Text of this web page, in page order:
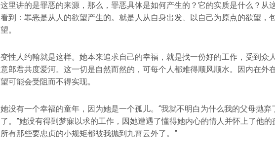
这里讲的是罪恶的来源，那么，罪恶具体是如何产生的？它的实质是什么？从
看到：罪恶是从人的欲望产生的。就是人从自身出发、以自己为原点的欲望，
望。
变性人约翰就是这样。她本来追求自己的幸福，就是找一份好的工作，受到众
意郎君共度爱河。这一切是自然而然的，可每个人都难得顺风顺水。因内在外
望可能会受阻而不得实现。
她没有一个幸福的童年，因为她是一个孤儿。“我就不明白为什么我的父母抛弃
了。”她没有得到梦寐以求的工作，因她遭遇了懂得她内心的情人并怀上了他的
所有那些要忠贞的小规矩都被我抛到九霄云外了。”